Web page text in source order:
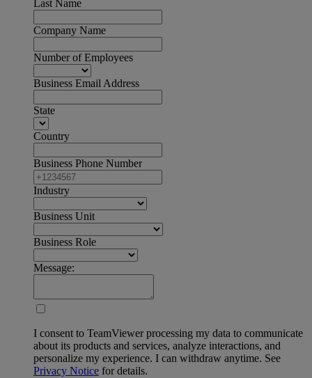
Last Name
Company Name
Number of Employees
Business Email Address
State
Country
Business Phone Number
Industry
Business Unit
Business Role
Message:
I consent to TeamViewer processing my data to communicate
about its products and services, analyze interactions, and
personalize my experience. I can withdraw anytime. See
Privacy Notice for details.